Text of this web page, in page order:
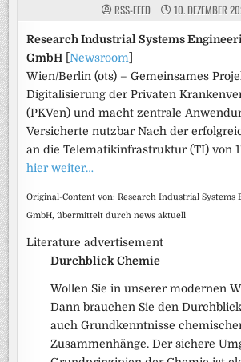
RSS-FEED 10. DEZEMBER
Research Industrial Systems
GmbH [Newsroom
Wien/Berlin (ots) – Gemeinsames
Digitalisierung der Privaten
(PKVen) und macht zentrale
Versicherte nutzbar Nach der
an die Telematikinfrastruktur (TI) von
hier weiter…
Original-Content von: Research Industrial Systems
GmbH, übermittelt durch news aktuell
Literature advertisement
Durchblick Chemie
Wollen Sie in unserer modernen
Dann brauchen Sie den
auch Grundkenntnisse
Zusammenhänge. Der sichere